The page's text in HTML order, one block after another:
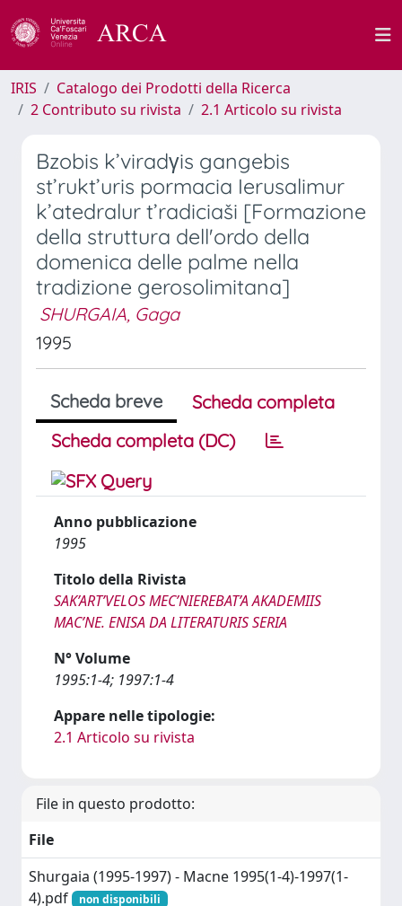
IRIS
Catalogo dei Prodotti della Ricerca
2 Contributo su rivista
2.1 Articolo su rivista
Bzobis k’viradγis gangebis
st’rukt’uris pormacia Ierusalimur
k’atedralur t’radiciaši [Formazione
della struttura dell'ordo della
domenica delle palme nella
tradizione gerosolimitana]
SHURGAIA, Gaga
1995
Scheda breve
Scheda completa
Scheda completa (DC)
Anno pubblicazione
1995
Titolo della Rivista
SAK’ART’VELOS MEC’NIEREBAT’A AKADEMIIS
MAC’NE. ENISA DA LITERATURIS SERIA
N° Volume
1995:1-4; 1997:1-4
Appare nelle tipologie:
2.1 Articolo su rivista
File in questo prodotto:
File
Shurgaia (1995-1997) - Macne 1995(1-4)-1997(1-
4).pdf
non disponibili